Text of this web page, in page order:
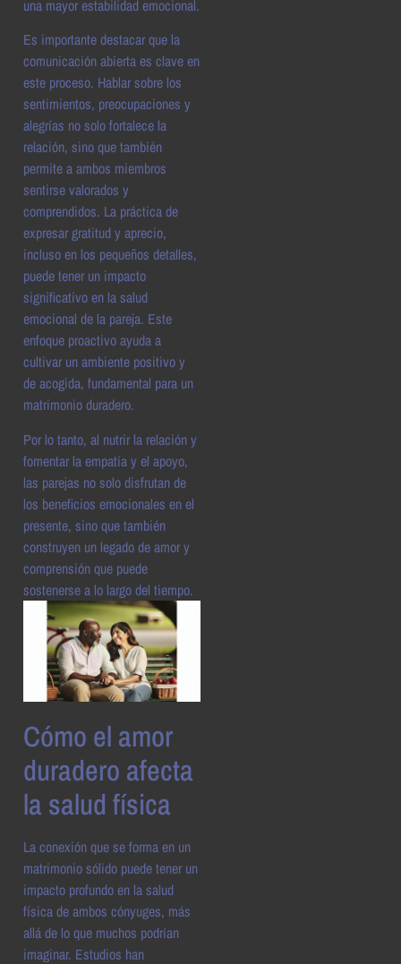
una mayor estabilidad emocional.
Es importante destacar que la
comunicación abierta es clave en
este proceso. Hablar sobre los
sentimientos, preocupaciones y
alegrías no solo fortalece la
relación, sino que también
permite a ambos miembros
sentirse valorados y
comprendidos. La práctica de
expresar gratitud y aprecio,
incluso en los pequeños detalles,
puede tener un impacto
significativo en la salud
emocional de la pareja. Este
enfoque proactivo ayuda a
cultivar un ambiente positivo y
de acogida, fundamental para un
matrimonio duradero.
Por lo tanto, al nutrir la relación y
fomentar la empatía y el apoyo,
las parejas no solo disfrutan de
los beneficios emocionales en el
presente, sino que también
construyen un legado de amor y
comprensión que puede
sostenerse a lo largo del tiempo.
Cómo el amor
duradero afecta
la salud física
La conexión que se forma en un
matrimonio sólido puede tener un
impacto profundo en la salud
física de ambos cónyuges, más
allá de lo que muchos podrían
imaginar. Estudios han